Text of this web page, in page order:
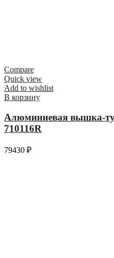
Compare
Quick view
Add to wishlist
В корзину
Алюминиевая вышка-
710116R
79430 ₽